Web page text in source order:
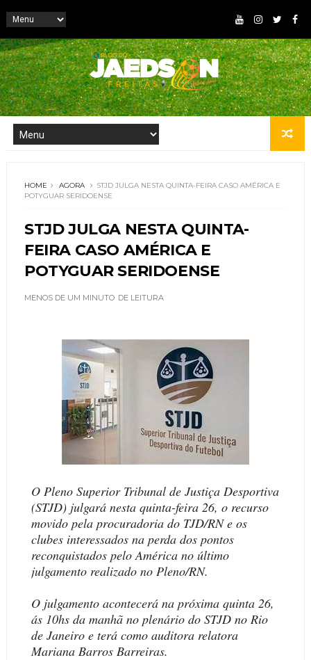
HOME AGORA
STJD JULGA NESTA QUINTA-FEIRA CASO AMÉRICA E
POTYGUAR SERIDOENSE
STJD JULGA NESTA QUINTA-
FEIRA CASO AMÉRICA E
POTYGUAR SERIDOENSE
MENOS DE UM MINUTO DE LEITURA
O Pleno Superior Tribunal de Justiça Desportiva
(STJD) julgará nesta quinta-feira 26, o recurso
movido pela procuradoria do TJD/RN e os
clubes interessados na perda dos pontos
reconquistados pelo América no último
julgamento realizado no Pleno/RN.
O julgamento acontecerá na próxima quinta 26,
ás 10hs da manhã no plenário do STJD no Rio
de Janeiro e terá como auditora relatora
Mariana Barros Barreiras.